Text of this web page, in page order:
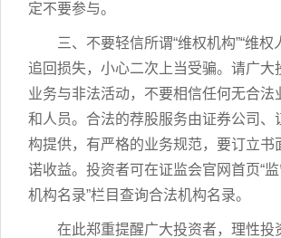
定不要参与。
三、不要轻信所谓“维权机构”“维权
追回损失，小心二次上当受骗。请广大
业务与非法活动，不要相信任何无合法
和人员。合法的荐股服务由证券公司、
构提供，有严格的业务规范，要订立书
诺收益。投资者可在证监会官网首页“监
机构名录”栏目查询合法机构名录。
在此郑重提醒广大投资者，理性投